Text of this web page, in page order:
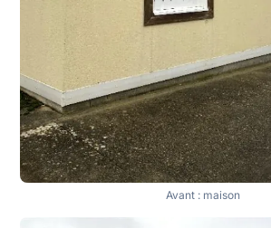
Avant : maison